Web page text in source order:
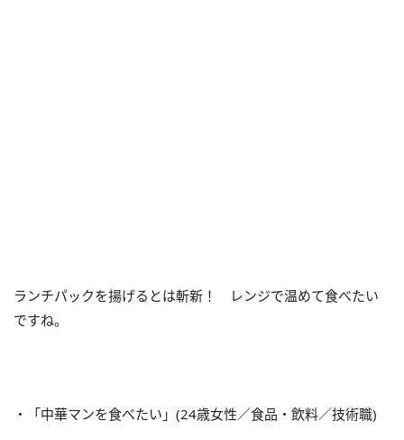
ランチパックを揚げるとは斬新！ レンジで温めて食べたい
ですね。
・「中華マンを食べたい」(24歳女性／食品・飲料／技術職)